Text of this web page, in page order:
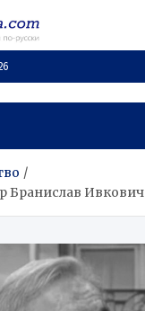
Бранислав Ивкович